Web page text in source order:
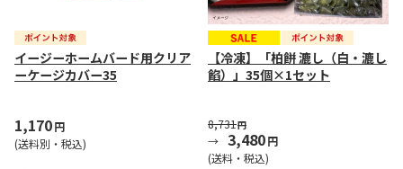
イージーホームバード用クリア
ーケージカバー35
1,170円
(送料別・税込)
【冷凍】「柏餅 漉し（白・漉し
餡）」35個×1セット
8,731円
3,480円
(送料・税込)